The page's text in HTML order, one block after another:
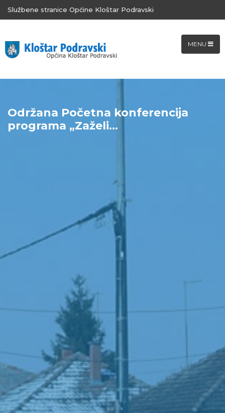
Službene stranice Općine Kloštar Podravski
MENU
Održana Početna konferencija
programa „Zaželi...